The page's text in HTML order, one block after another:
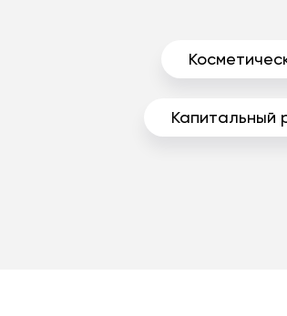
Капитальный